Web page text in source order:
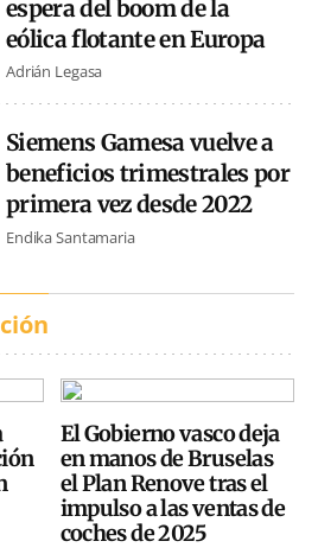
espera del boom de la
eólica flotante en Europa
Adrián Legasa
Siemens Gamesa vuelve a
beneficios trimestrales por
primera vez desde 2022
Endika Santamaria
El Gobierno vasco deja
en manos de Bruselas
el Plan Renove tras el
impulso a las ventas de
coches de 2025